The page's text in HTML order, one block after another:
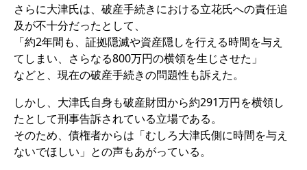
さらに大津氏は、破産手続きにおける立花氏への責任追
及が不十分だったとして、
「約2年間も、証拠隠滅や資産隠しを行える時間を与え
てしまい、さらなる800万円の横領を生じさせた」
などと、現在の破産手続きの問題性も訴えた。
しかし、大津氏自身も破産財団から約291万円を横領し
たとして刑事告訴されている立場である。
そのため、債権者からは「むしろ大津氏側に時間を与え
ないでほしい」との声もあがっている。